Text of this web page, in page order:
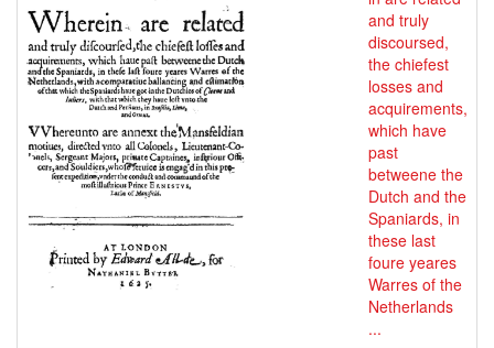
and truly
discoursed,
the chiefest
losses and
acquirements,
which have
past
betweene the
Dutch and the
Spaniards, in
these last
foure yeares
Warres of the
Netherlands
...